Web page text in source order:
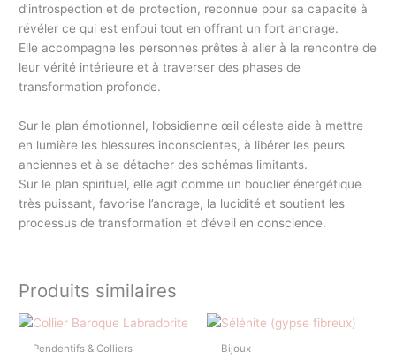
d’introspection et de protection, reconnue pour sa capacité à
révéler ce qui est enfoui tout en offrant un fort ancrage.
Elle accompagne les personnes prêtes à aller à la rencontre de
leur vérité intérieure et à traverser des phases de
transformation profonde.
Sur le plan émotionnel, l’obsidienne œil céleste aide à mettre
en lumière les blessures inconscientes, à libérer les peurs
anciennes et à se détacher des schémas limitants.
Sur le plan spirituel, elle agit comme un bouclier énergétique
très puissant, favorise l’ancrage, la lucidité et soutient les
processus de transformation et d’éveil en conscience.
Produits similaires
Pendentifs & Colliers Bijoux